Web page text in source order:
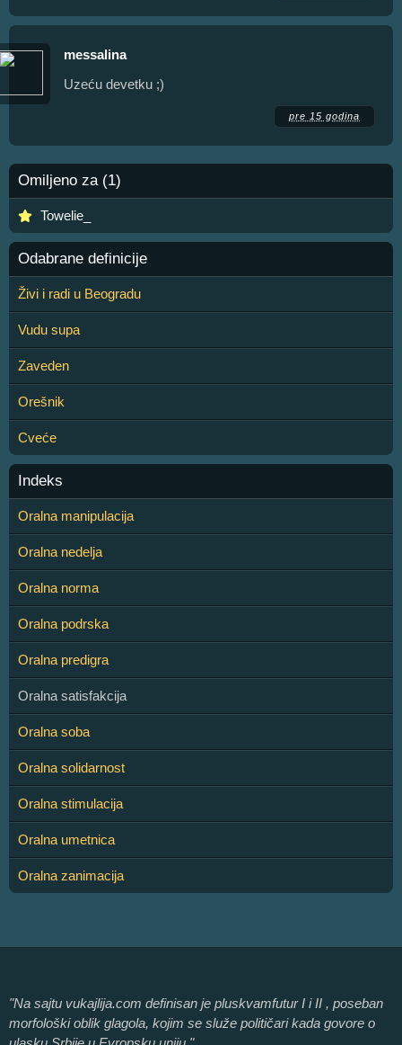
messalina
Uzeću devetku ;)
pre 15 godina
Omiljeno za (1)
Towelie_
Odabrane definicije
Živi i radi u Beogradu
Vudu supa
Zaveden
Orešnik
Cveće
Indeks
Oralna manipulacija
Oralna nedelja
Oralna norma
Oralna podrska
Oralna predigra
Oralna satisfakcija
Oralna soba
Oralna solidarnost
Oralna stimulacija
Oralna umetnica
Oralna zanimacija
"Na sajtu vukajlija.com definisan je pluskvamfutur I i II , poseban
morfološki oblik glagola, kojim se služe političari kada govore o